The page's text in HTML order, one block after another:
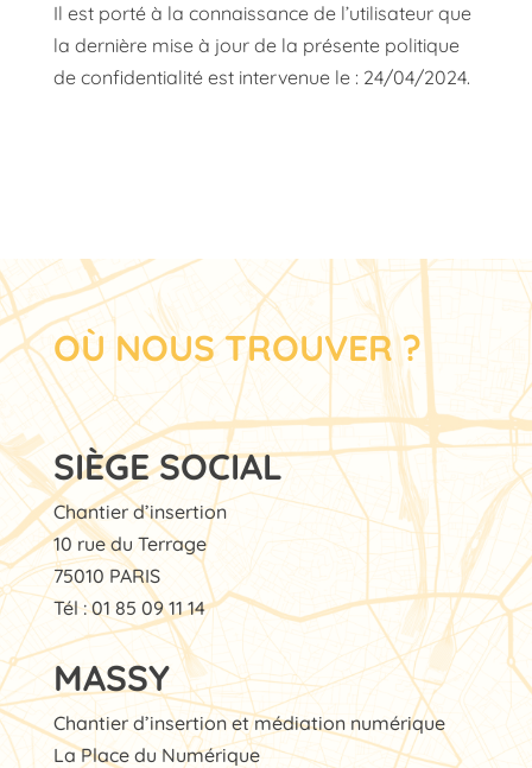
Il est porté à la connaissance de l’utilisateur que
la dernière mise à jour de la présente politique
de confidentialité est intervenue le : 24/04/2024.
OÙ NOUS TROUVER ?
SIÈGE SOCIAL
Chantier d’insertion
10 rue du Terrage
75010 PARIS
Tél : 01 85 09 11 14
MASSY
Chantier d’insertion et médiation numérique
La Place du Numérique